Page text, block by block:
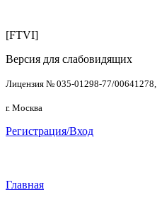
[FTVI]
Версия для слабовидящих
Лицензия № 035-01298-77/00641278,
г. Москва
Регистрация/Вход
Главная